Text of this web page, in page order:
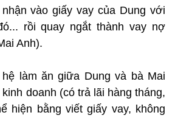
vào giấy vay của Dung với
rồi quay ngắt thành vay nợ
Anh).
làm ăn giữa Dung và bà Mai
doanh (có trả lãi hàng tháng,
hiện bằng viết giấy vay, không